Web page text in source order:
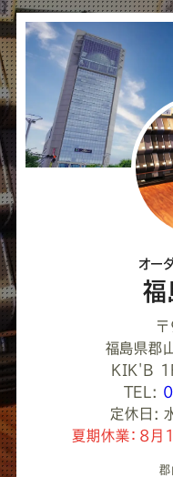
オー
福
福島県郡
KIK'B
TEL:
定休日:
夏期休業：8
郡